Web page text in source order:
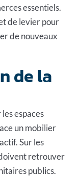
essentiels.
de levier pour
de nouveaux
de la
les espaces
un mobilier
Sur les
retrouver
publics.